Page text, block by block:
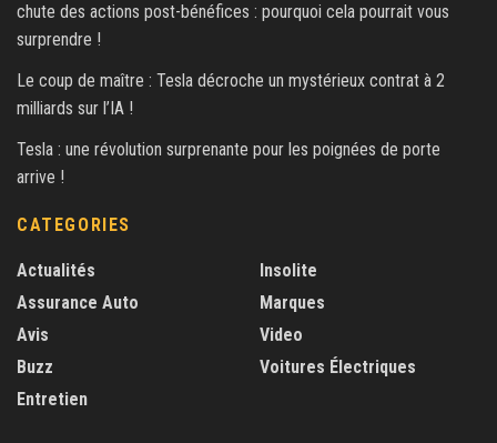
chute des actions post-bénéfices : pourquoi cela pourrait vous
surprendre !
Le coup de maître : Tesla décroche un mystérieux contrat à 2
milliards sur l’IA !
Tesla : une révolution surprenante pour les poignées de porte
arrive !
CATEGORIES
Actualités
Assurance Auto
Avis
Buzz
Entretien
Insolite
Marques
Video
Voitures Électriques